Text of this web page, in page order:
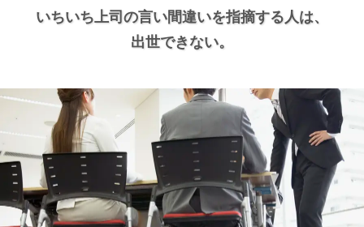
いちいち上司の言い間違いを指摘する人は、
出世できない。